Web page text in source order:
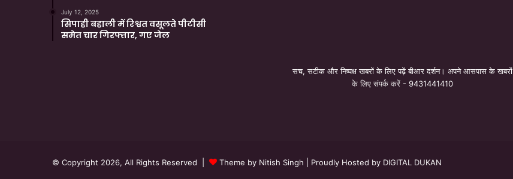
July 12, 2025
सिपाही बहाली में रिश्वत वसूलते पीटीसी
समेत चार गिरफ्तार, गए जेल
सच, सटीक और निष्पक्ष खबरों के लिए पढ़ें बीआर दर्शन। अपने आसपास के खबरों
के लिए संपर्क करें - 9431441410
© Copyright 2026, All Rights Reserved | Theme by Nitish Singh | Proudly Hosted by DIGITAL DUKAN